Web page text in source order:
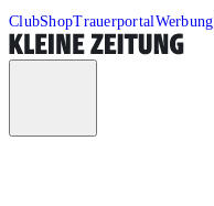
ClubShopTrauerportalWerbung